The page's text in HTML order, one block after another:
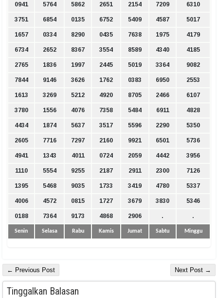
0941 5764 5862 2651 2154 7209 6310
3751 6854 0135 6752 5409 4587 5017
1657 0334 8290 0435 7638 1975 4179
6734 2652 8367 3554 8589 4340 4185
2765 1836 1997 2445 5019 3364 9082
7844 9146 3626 1762 0383 6950 2553
1613 3269 5212 4920 8705 2466 6107
3780 1556 4076 7358 5484 6911 4828
4434 1874 5637 3517 5596 2290 5350
2605 7716 7297 2160 9921 6501 5736
4941 1343 4011 0724 2059 4442 3956
1110 5554 9255 2187 2911 2300 7126
1395 5468 9035 1733 3419 4780 5337
4006 4572 0815 1727 3679 3830 5346
0188 7364 9173 4868 2906 . .
Senin Selasa Rabu Kamis Jumat Sabtu Minggu
← Previous Post Next Post →
Tinggalkan Balasan